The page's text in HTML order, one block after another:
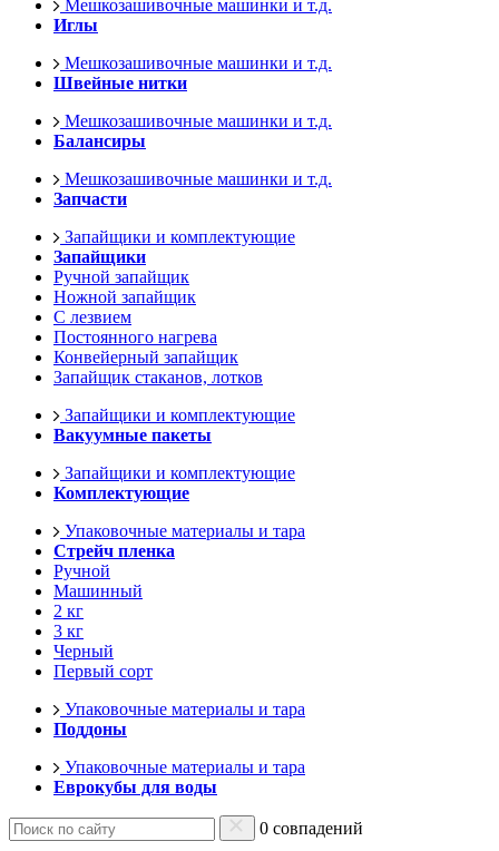
Мешкозашивочные машинки и т.д.
Иглы
Мешкозашивочные машинки и т.д.
Швейные нитки
Мешкозашивочные машинки и т.д.
Балансиры
Мешкозашивочные машинки и т.д.
Запчасти
Запайщики и комплектующие
Запайщики
Ручной запайщик
Ножной запайщик
С лезвием
Постоянного нагрева
Конвейерный запайщик
Запайщик стаканов, лотков
Запайщики и комплектующие
Вакуумные пакеты
Запайщики и комплектующие
Комплектующие
Упаковочные материалы и тара
Стрейч пленка
Ручной
Машинный
2 кг
3 кг
Черный
Первый сорт
Упаковочные материалы и тара
Поддоны
Упаковочные материалы и тара
Еврокубы для воды
0 совпадений